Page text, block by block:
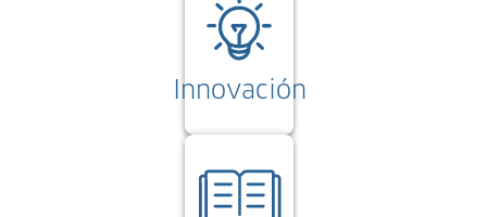
Innovación